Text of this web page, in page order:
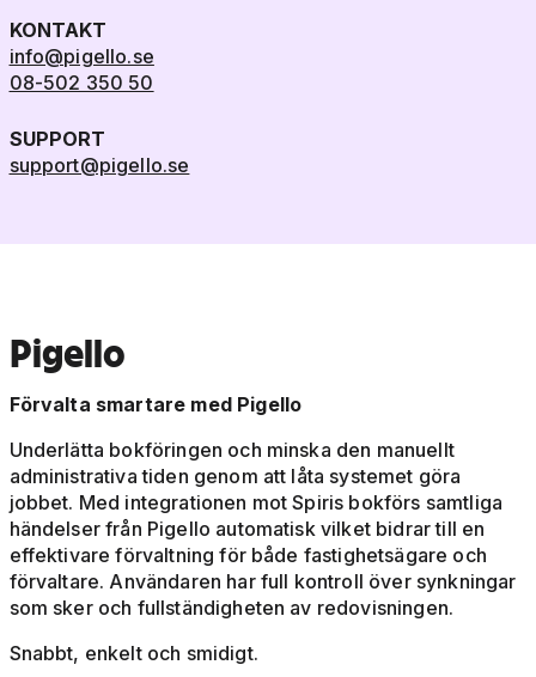
KONTAKT
info@pigello.se
08-502 350 50
SUPPORT
support@pigello.se
Pigello
Förvalta smartare med Pigello
Underlätta bokföringen och minska den manuellt
administrativa tiden genom att låta systemet göra
jobbet. Med integrationen mot Spiris bokförs samtliga
händelser från Pigello automatisk vilket bidrar till en
effektivare förvaltning för både fastighetsägare och
förvaltare. Användaren har full kontroll över synkningar
som sker och fullständigheten av redovisningen.
Snabbt, enkelt och smidigt.